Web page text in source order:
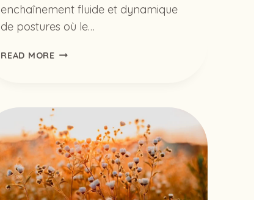
enchaînement fluide et dynamique
de postures où le…
READ MOREPOURQUOI
ELLES
SECRET
D’UNE
PRATIQUE
DE
YOGA